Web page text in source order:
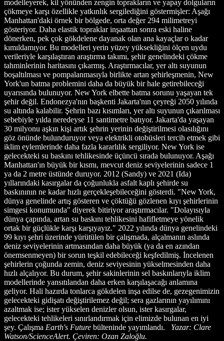
modelleyerek, kil yönünden zengin toprakların ve yapay dolguların
çökmeye karşı özellikle yatkınlık sergilediğini göstermişler: Aşağı
Manhattan'daki örnek bir bölgede, orta değer 294 milimetreyi
gösteriyor. Daha elastik topraklar inşaattan sonra eski haline
dönerken, pek çok gökdelene dayanak olan ana kayaçlar o kadar
kımıldamıyor. Bu modelleri yerin yüzey yüksekliğini ölçen uydu
verileriyle karşılaştıran araştırma takımı, şehir genelindeki çökme
tahminlerinin haritasını çıkarmış. Araştırmacılar, yer altı suyunun
boşaltılması ve pompalanmasıyla birlikte artan şehirleşmenin, New
York'un batma problemini daha da büyük bir hale getirebileceği
uyarısında bulunuyor. New York elbette batma sorunu yaşayan tek
şehir değil. Endonezya'nın başkenti Jakarta'nın çeyreği 2050 yılında
su altında kalabilir. Şehrin bazı kısımları, yer altı suyunun çıkarılması
sebebiyle yılda neredeyse 11 santimetre batıyor. Jakarta'da yaşayan
30 milyonu aşkın kişi artık şehrin yerinin değiştirilmesi olasılığını
göz önünde bulunduruyor veya elektrikli otobüsleri tercih etmek gibi
iklim eylemlerinde daha fazla kararlılık sergiliyor. New York ise
gelecekteki su baskını tehlikesinde üçüncü sırada bulunuyor. Aşağı
Manhattan'ın büyük bir kısmı, mevcut deniz seviyelerinin sadece 1
ya da 2 metre üstünde duruyor. 2012 (Sandy) ve 2021 (Ida)
yıllarındaki kasırgalar da çoğunlukla asfalt kaplı şehirde su
baskınının ne kadar hızlı gerçekleşebileceğini gösterdi. "New York,
dünya genelinde artış gösteren ve çöktüğü gözlenen kıyı şehirlerinin
simgesi konumunda" diyerek bitiriyor araştırmacılar. "Dolayısıyla
dünya çapında, artan su baskını tehlikesini hafifletmeye yönelik
ortak bir güçlükle karşı karşıyayız." 2022 yılında dünya genelindeki
99 kıyı şehri üzerinde yürütülen bir çalışmada, alçalmanın aslında
deniz seviyelerinin artmasından daha büyük (ya da en azından
önemsenmeyen) bir sorun teşkil edebileceği keşfedilmiş. İncelenen
şehirlerin çoğunda zemin, deniz seviyesinin yükselmesinden daha
hızlı alçalıyor. Bu durum, şehir sakinlerinin sel baskınlarıyla iklim
modellerinde yansıtılandan daha erken karşılaşacağı anlamına
geliyor. Hali hazırda tonlarca gökdelen inşa edilse de, gezegenimizin
gelecekteki gidişatı değiştirilemez değil; sera gazlarının yayılımını
azaltmak ise; ister yükselen denizler olsun, ister kasırgalar,
gelecekteki tehlikeleri sınırlandırmak için elimizde bulunan en iyi
şey. Çalışma Earth's Future bülteninde yayımlandı. Yazar: Clare
Watson/ScienceAlert. Çeviren: Ozan Zaloğlu.